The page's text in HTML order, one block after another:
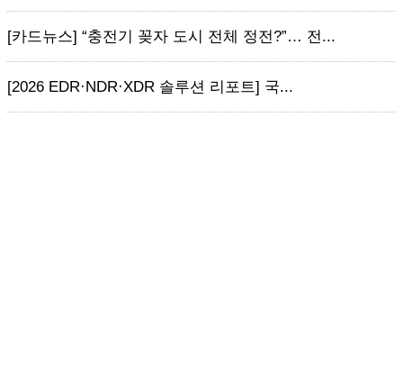
[카드뉴스] “충전기 꽂자 도시 전체 정전?”… 전...
[2026 EDR·NDR·XDR 솔루션 리포트] 국...